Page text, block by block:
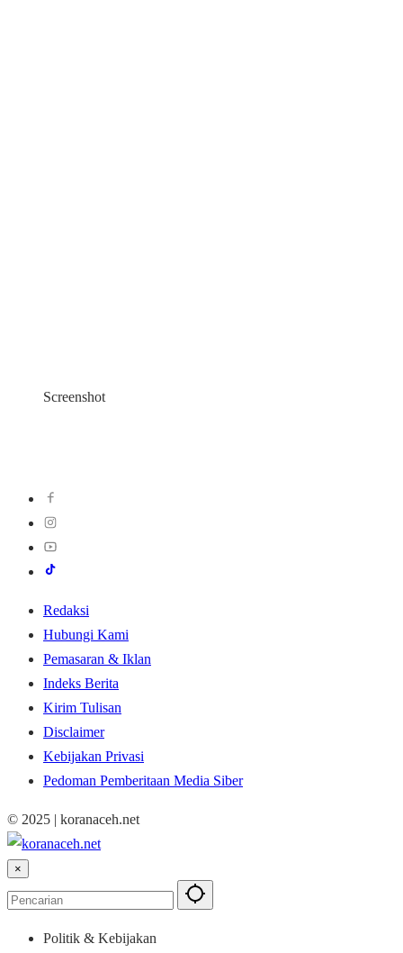
Screenshot
Redaksi
Hubungi Kami
Pemasaran & Iklan
Indeks Berita
Kirim Tulisan
Disclaimer
Kebijakan Privasi
Pedoman Pemberitaan Media Siber
© 2025 | koranaceh.net
×
Politik & Kebijakan